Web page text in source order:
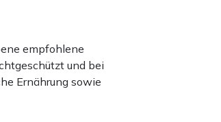
empfohlene
und bei
Ernährung sowie